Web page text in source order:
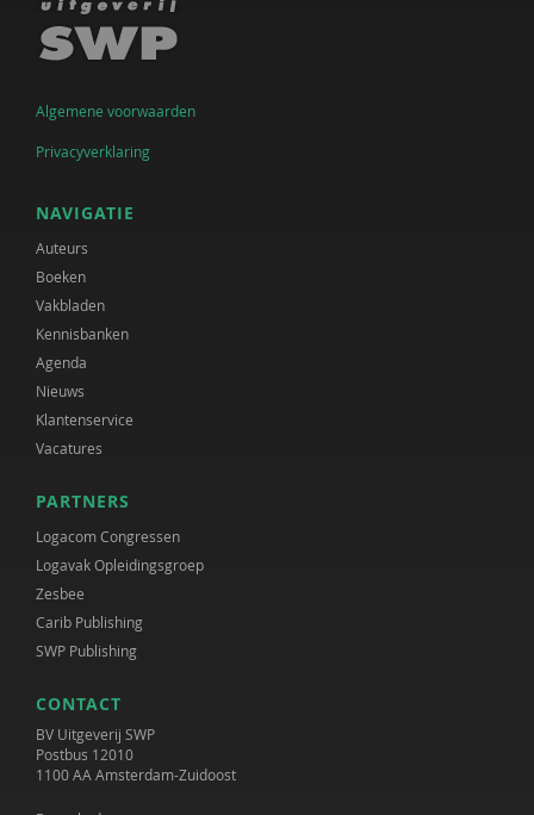
Algemene voorwaarden
Privacyverklaring
NAVIGATIE
Auteurs
Boeken
Vakbladen
Kennisbanken
Agenda
Nieuws
Klantenservice
Vacatures
PARTNERS
Logacom Congressen
Logavak Opleidingsgroep
Zesbee
Carib Publishing
SWP Publishing
CONTACT
BV Uitgeverij SWP
Postbus 12010
1100 AA Amsterdam-Zuidoost